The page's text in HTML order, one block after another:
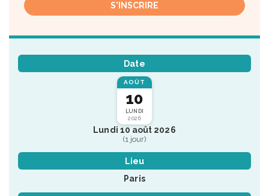
S'INSCRIRE
Date
AOÛT
10
LUNDI
2026
Lundi 10 août 2026
(1 jour)
Lieu
Paris